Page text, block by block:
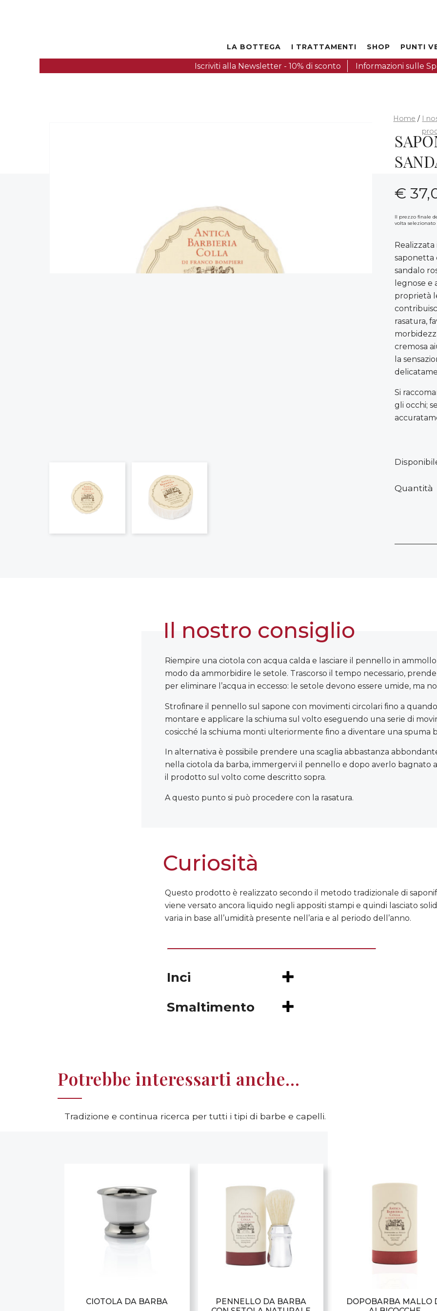
LA BOTTEGA I TRATTAMENTI SHOP PUNTI
Iscriviti alla Newsletter - 10% di sconto Informazioni sulle
Home / I
€
Il prezzo finale
volta selezionato
saponetta
sandalo
legnose e
proprietà
rasatura,
cremosa
la
Si
gli occhi;
da
quantità
Quantità
Il nostro consiglio
Riempire una ciotola con acqua calda e lasciare il pennello in
modo da ammorbidire le setole. Trascorso il tempo necessario,
per eliminare l’acqua in eccesso: le setole devono essere umide, ma
Strofinare il pennello sul sapone con movimenti circolari fino a
montare e applicare la schiuma sul volto eseguendo una serie di
cosicché la schiuma monti ulteriormente fino a diventare una spuma
In alternativa è possibile prendere una scaglia abbastanza
nella ciotola da barba, immergervi il pennello e dopo averlo bagnato
il prodotto sul volto come descritto sopra.
A questo punto si può procedere con la rasatura.
Curiosità
Questo prodotto è realizzato secondo il metodo tradizionale di
viene versato ancora liquido negli appositi stampi e quindi lasciato
varia in base all’umidità presente nell’aria e al periodo dell’anno.
Inci
Smaltimento
Potrebbe interessarti anche...
Tradizione e continua ricerca per tutti i tipi di barbe e capelli.
CIOTOLA DA BARBA
PENNELLO DA BARBA
DOPOBARBA MALLO